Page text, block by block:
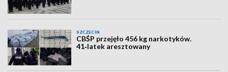
SZCZECIN
CBŚP przejęło 456 kg narkotyków.
41‑latek aresztowany